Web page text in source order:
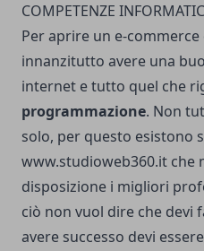
COMPETENZE
Per aprire un e-commerce
innanzitutto avere una
internet e tutto quel che
programmazione. Non
solo, per questo esistono
www.studioweb360.it che
disposizione i migliori
ciò non vuol dire che devi
avere successo devi